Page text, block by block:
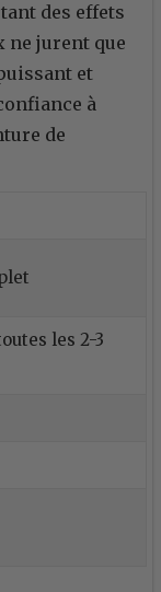
des effets
ne jurent que
et
à
de
les 2-3